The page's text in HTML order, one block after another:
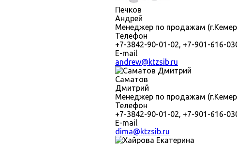
Печков
Андрей
Менеджер по продажам
Телефон
+7-3842-90-01-02, +7-901-616-
E-mail
andrew@ktzsib.ru
Саматов
Дмитрий
Менеджер по продажам
Телефон
+7-3842-90-01-02, +7-901-616-
E-mail
dima@ktzsib.ru